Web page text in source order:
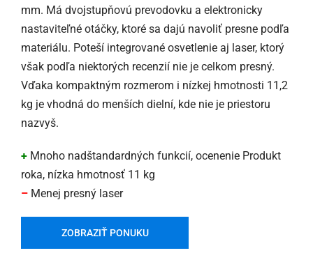
mm. Má dvojstupňovú prevodovku a elektronicky
nastaviteľné otáčky, ktoré sa dajú navoliť presne podľa
materiálu. Poteší integrované osvetlenie aj laser, ktorý
však podľa niektorých recenzií nie je celkom presný.
Vďaka kompaktným rozmerom i nízkej hmotnosti 11,2
kg je vhodná do menších dielní, kde nie je priestoru
nazvyš.
+ Mnoho nadštandardných funkcií, ocenenie Produkt
roka, nízka hmotnosť 11 kg
– Menej presný laser
ZOBRAZIŤ PONUKU